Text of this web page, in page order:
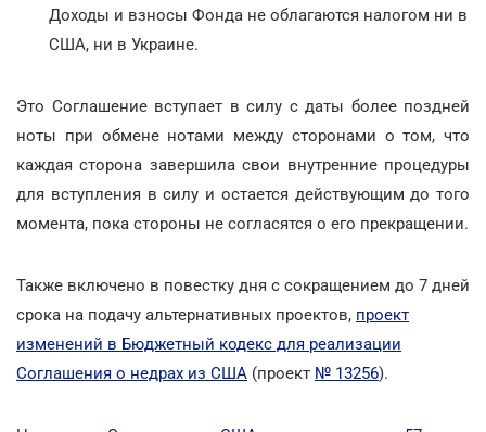
Доходы и взносы Фонда не облагаются налогом ни в
США, ни в Украине.
Это Соглашение вступает в силу с даты более поздней
ноты при обмене нотами между сторонами о том, что
каждая сторона завершила свои внутренние процедуры
для вступления в силу и остается действующим до того
момента, пока стороны не согласятся о его прекращении.
Также включено в повестку дня с сокращением до 7 дней
срока на подачу альтернативных проектов, проект
изменений в Бюджетный кодекс для реализации
Соглашения о недрах из США (проект № 13256).